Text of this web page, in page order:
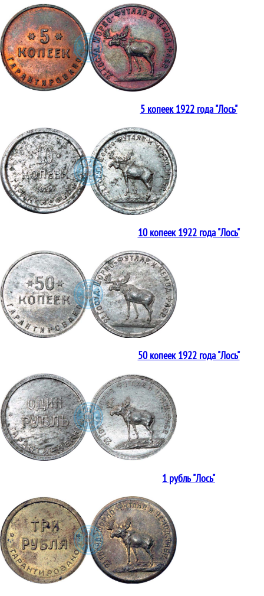
5 копеек 1922 года "Лось"
10 копеек 1922 года "Лось"
50 копеек 1922 года "Лось"
1 рубль "Лось"